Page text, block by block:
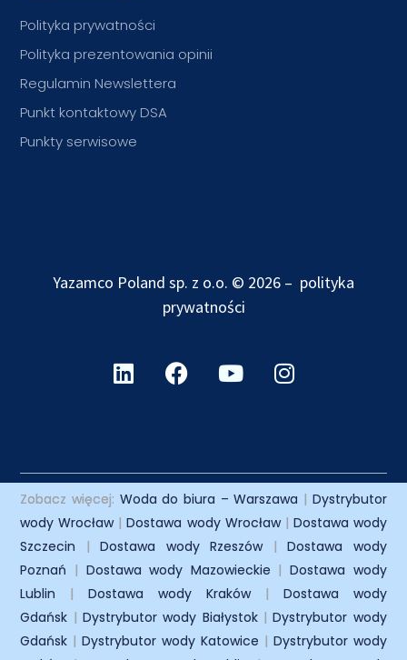
Polityka prywatności
Polityka prezentowania opinii
Regulamin Newslettera
Punkt kontaktowy DSA
Punkty serwisowe
Yazamco Poland sp. z o.o. © 2026 – polityka
prywatności
Zobacz więcej: Woda do biura – Warszawa | Dystrybutor
wody Wrocław|Dostawa wody Wrocław| Dostawa wody
Szczecin |Dostawa wody Rzeszów|Dostawa wody
Poznań | Dostawa wody Mazowieckie |Dostawa wody
Lublin |Dostawa wody Kraków| Dostawa wody
Gdańsk |Dystrybutor wody Białystok|Dystrybutor wody
Gdańsk |Dystrybutor wody Katowice | Dystrybutor wody